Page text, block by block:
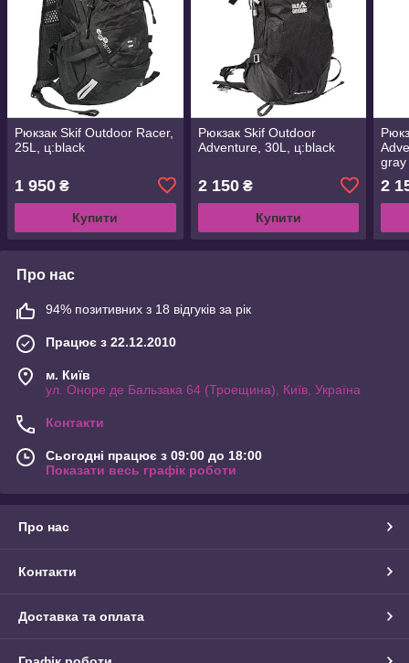
Рюкзак Skif Outdoor Racer,
25L, ц:black
1 950 ₴
Купити
Рюкзак Skif Outdoor
Adventure, 30L, ц:black
2 150₴
Купити
gray
2
Про нас
94% позитивних з 18 відгуків за рік
Працює з 22.12.2010
м. Київ
ул. Оноре де Бальзака 64 (Троещина), Київ, Україна
Контакти
Сьогодні працює з 09:00 до 18:00
Показати весь графік роботи
Про нас
Контакти
Доставка та оплата